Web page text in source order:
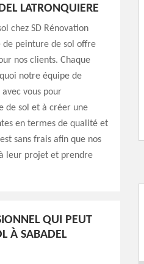
LATRONQUIERE
chez SD Rénovation
de peinture de sol offre
nos clients. Chaque
notre équipe de
vous pour
de sol et à créer une
en termes de qualité et
sans frais afin que nos
leur projet et prendre
QUI PEUT
À SABADEL